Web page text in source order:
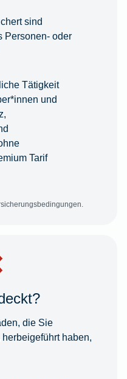
sind
Personen- oder
Tätigkeit
und
Tarif
die Sie
haben,